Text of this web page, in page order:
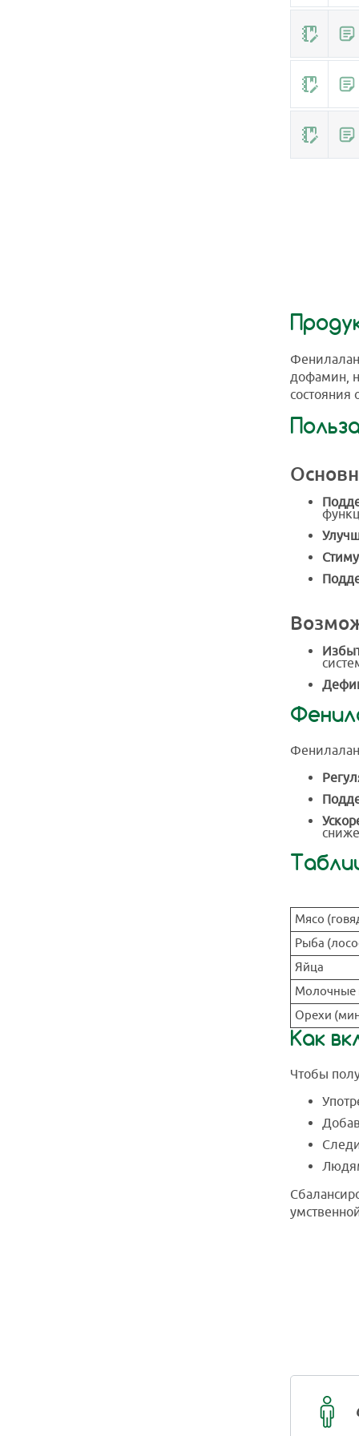
дофамин,
состояния
Мясо
Рыба
Яйца
Молочные
Орехи
Как
Чтобы